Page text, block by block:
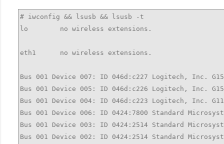
# iwconfig && lsusb && lsusb -t
lo        no wireless extensions.
eth1      no wireless extensions.
Bus 001 Device 007: ID 046d:c227 Logitech, Inc.
Bus 001 Device 005: ID 046d:c226 Logitech, Inc.
Bus 001 Device 004: ID 046d:c223 Logitech, Inc.
Bus 001 Device 006: ID 0424:7800 Standard
Bus 001 Device 003: ID 0424:2514 Standard
Bus 001 Device 002: ID 0424:2514 Standard